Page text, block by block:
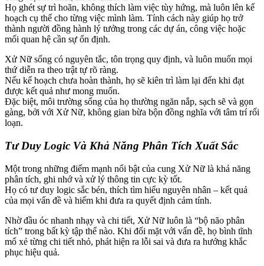
Họ ghét sự trì hoãn, không thích làm việc tùy hứng, mà luôn lên kế
hoạch cụ thể cho từng việc mình làm. Tính cách này giúp họ trở
thành người đồng hành lý tưởng trong các dự án, công việc hoặc
mối quan hệ cần sự ổn định.
Xử Nữ sống có nguyên tắc, tôn trọng quy định, và luôn muốn mọi
thứ diễn ra theo trật tự rõ ràng.
Nếu kế hoạch chưa hoàn thành, họ sẽ kiên trì làm lại đến khi đạt
được kết quả như mong muốn.
Đặc biệt, môi trường sống của họ thường ngăn nắp, sạch sẽ và gọn
gàng, bởi với Xử Nữ, không gian bừa bộn đồng nghĩa với tâm trí rối
loạn.
Tư Duy Logic Và Khả Năng Phân Tích Xuất Sắc
Một trong những điểm mạnh nổi bật của cung Xử Nữ là khả năng
phân tích, ghi nhớ và xử lý thông tin cực kỳ tốt.
Họ có tư duy logic sắc bén, thích tìm hiểu nguyên nhân – kết quả
của mọi vấn đề và hiếm khi đưa ra quyết định cảm tính.
Nhờ đầu óc nhanh nhạy và chi tiết, Xử Nữ luôn là “bộ não phân
tích” trong bất kỳ tập thể nào. Khi đối mặt với vấn đề, họ bình tĩnh
mổ xẻ từng chi tiết nhỏ, phát hiện ra lỗi sai và đưa ra hướng khắc
phục hiệu quả.